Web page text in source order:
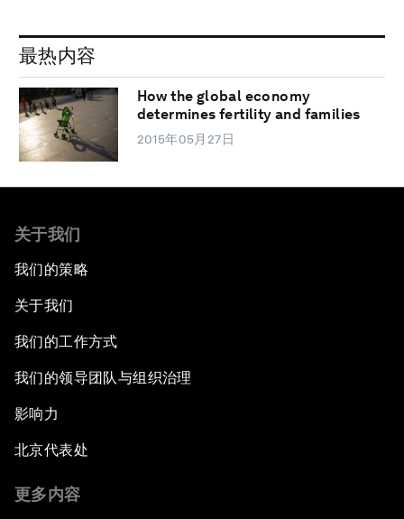
最热内容
How the global economy
determines fertility and families
2015年05月27日
关于我们
我们的策略
关于我们
我们的工作方式
我们的领导团队与组织治理
影响力
北京代表处
更多内容